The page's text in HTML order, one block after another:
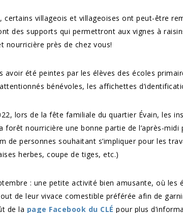
certains villageois et villageoises ont peut-être
des supports qui permettront aux vignes à
nourricière près de chez vous!
avoir été peintes par les élèves des écoles
bénévoles, les affichettes
lors de la fête familiale du quartier Évain, les
forêt nourricière une bonne partie de l’après-
de personnes souhaitant s’impliquer pour les
herbes, coupe de tiges, etc.)
: une petite activité bien amusante, où les
de leur vivace comestible préférée afin de
de la page Facebook du CLÉ pour plus